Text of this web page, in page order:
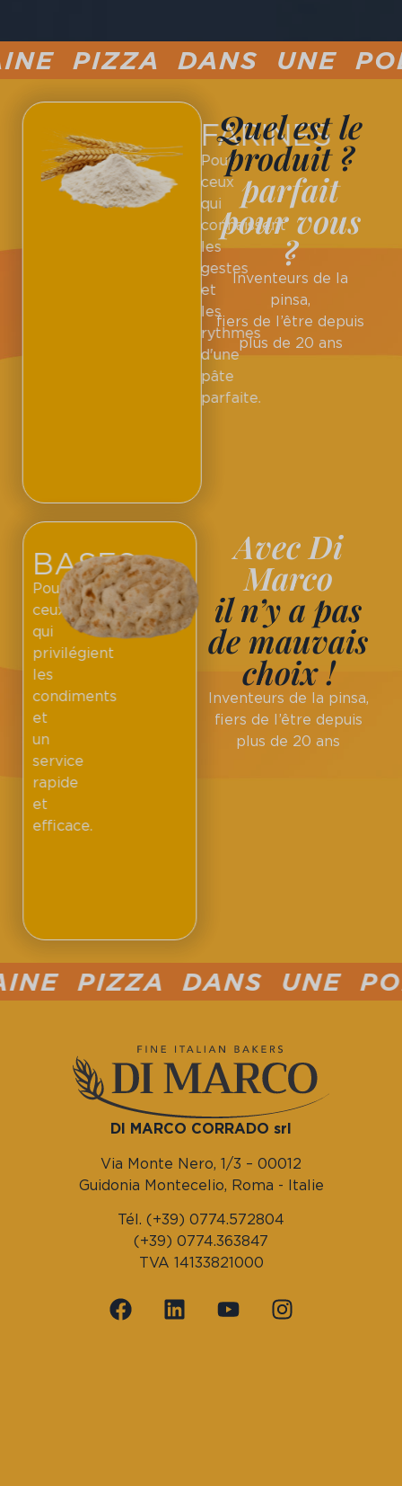
PIZZA DANS UNE
FARINES
Pour
ceux
qui
connaissent
les
gestes
et
les
rythmes
d'une
pâte
parfaite.
Quel est le
produit ?
parfait
pour vous
?
Inventeurs de la
pinsa,
fiers de l’être depuis
plus de 20 ans
Avec Di
Marco
il n’y a pas
de mauvais
choix !
Inventeurs de la pinsa,
fiers de l’être depuis
plus de 20 ans
BASES
Pour
ceux
qui
privilégient
les
condiments
et
un
service
rapide
et
efficace.
PIZZA DANS UNE
DI MARCO CORRADO srl
Via Monte Nero, 1/3 – 00012
Guidonia Montecelio, Roma - Italie
Tél. (+39) 0774.572804
(+39) 0774.363847
TVA 14133821000